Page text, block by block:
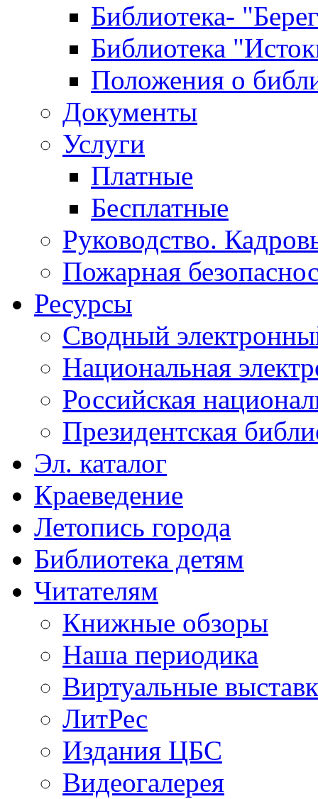
Библиотека-
Библиотека
Положения о
Документы
Услуги
Платные
Бесплатные
Руководство.
Пожарная
Ресурсы
Сводный
Национальная
Российская
Президентская
Эл. каталог
Краеведение
Летопись города
Библиотека детям
Читателям
Книжные обзоры
Наша периодика
Виртуальные
ЛитРес
Издания ЦБС
Видеогалерея